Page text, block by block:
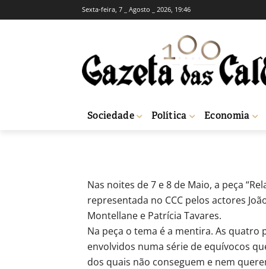
Sexta-feira, 7 _ Agosto _ 2026, 19:46
Sociedade Política Economia
Teatro para
CCC
Redação 6 de Maio, 2010 663
Nas noites de 7 e 8 de Maio, a peça
representada no CCC pelos actores
Montellane e Patrícia Tavares.
Na peça o tema é a mentira. As
envolvidos numa série de equívocos
dos quais não conseguem e nem